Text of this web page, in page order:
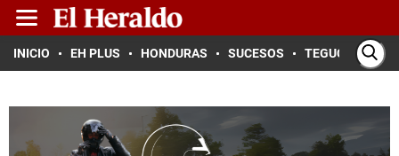
INICIO EH PLUS HONDURAS SUCESOS TEGUCIGALPA